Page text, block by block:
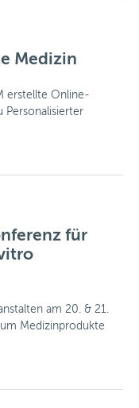
Medizin
erstellte Online-
Personalisierter
für
am 20. & 21.
Medizinprodukte